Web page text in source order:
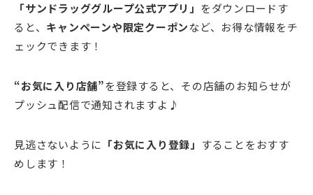
「サンドラッググループ公式アプリ」 をダウンロードす
ると、 キャンペーンや限定クーポンなど、お得な情報をチ
ェックできます！
“お気に入り店舗”を登録すると、その店舗のお知らせが
プッシュ配信で通知されますよ♪
見逃さないように 「お気に入り登録」 することをおすす
めします！